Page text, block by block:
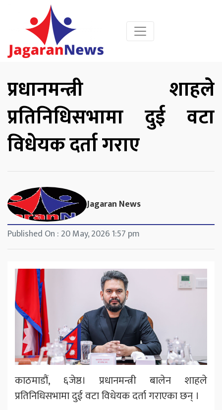
प्रधानमन्त्री शाहले
प्रतिनिधिसभामा दुई वटा
विधेयक दर्ता गराए
Jagaran News
Published On : 20 May, 2026 1:57 pm
काठमाडौं, ६जेष्ठ। प्रधानमन्त्री बालेन शाहले
प्रतिनिधिसभामा दुई वटा विधेयक दर्ता गराएका छन् ।